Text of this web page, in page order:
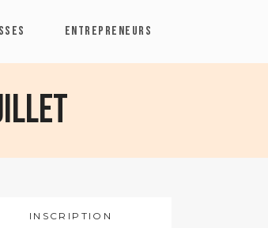
ENTREPRENEURS
INSCRIPTION